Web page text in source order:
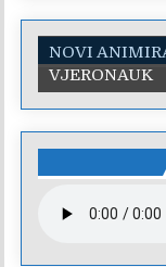
NOVI
VJERONAUK